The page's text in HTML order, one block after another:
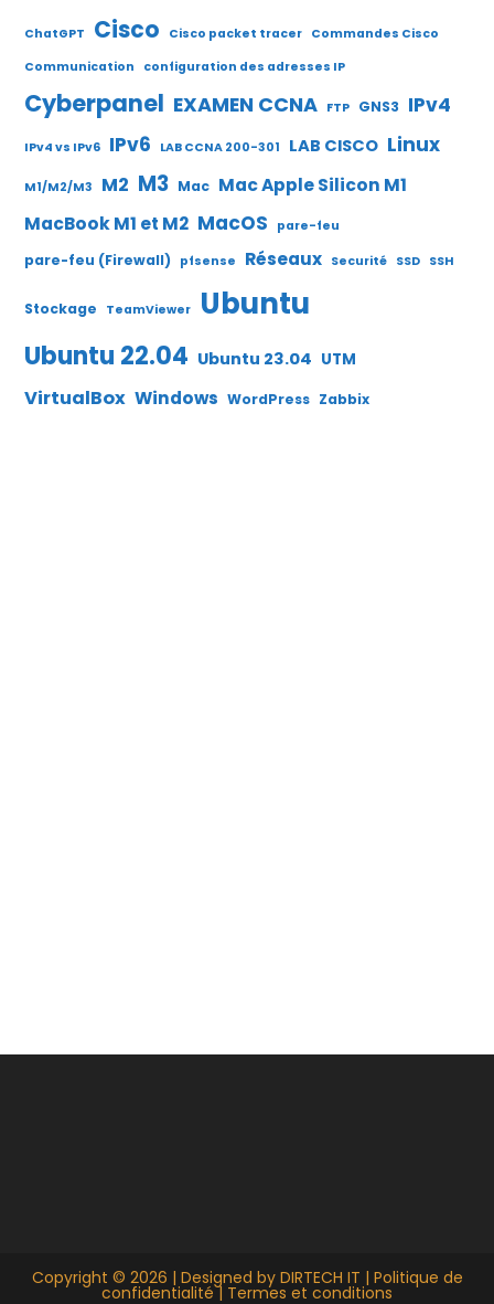
ChatGPT Cisco Cisco packet tracer Commandes Cisco
Communication
configuration des adresses IP
Cyberpanel EXAMEN CCNA FTP GNS3 IPv4
IPv4 vs IPv6 IPv6 LAB CCNA 200-301 LAB CISCO Linux
M1/M2/M3 M2 M3 Mac Mac Apple Silicon M1
MacBook M1 et M2 MacOS pare-feu
pare-feu (Firewall) pfsense Réseaux Securité SSD SSH
Stockage TeamViewer Ubuntu
Ubuntu 22.04 Ubuntu 23.04 UTM
VirtualBox Windows WordPress Zabbix
Copyright © 2026 | Designed by DIRTECH IT | Politique de
confidentialité| Termes et conditions